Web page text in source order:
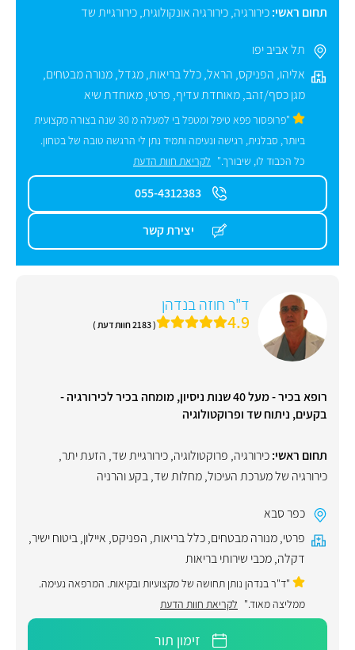
תחום ראשי:כירורגיה,כירורגיה אונקולוגית,כירורגיית שד
תל אביב יפו
אליהו, הפניקס, הראל,כלל בריאות,מגדל,מנורה מבטחים,
מגן כסף/זהב,מאוחדת עדיף, פרטי,מאוחדת שיא
"פרופסור פפא טיפל ומטפל בי למעלה מ 30 שנה בצורה מקצועית
ביותר, סבלנית, רגישה ונעימה ותמיד נתן לי הרגשה טובה של בטחון.
כל הכבוד לו, שיבורך." לקריאת חוות הדעת
055-4312383
יצירת קשר
ד"ר חוזה בנדהן
4.9 ( 2183 חוות דעת )
רופא בכיר - מעל 40 שנות ניסיון, מומחה בכיר לכירורגיה -
בקעים, ניתוח שד ופרוקטולוגיה
תחום ראשי:כירורגיה, פרוקטולוגיה,כירורגיית שד, הזעת יתר,
כירורגיה של מערכת העיכול,מחלות שד,בקע והרניה
כפר סבא
פרטי,מנורה מבטחים,כלל בריאות, הפניקס, איילון,ביטוח ישיר,
דקלה,מכבי שירותי בריאות
"ד"ר בנדהן נותן תחושה של מקצועיות ובקיאות. המרפאה נעימה.
ממליצה מאוד." לקריאת חוות הדעת
זימון תור